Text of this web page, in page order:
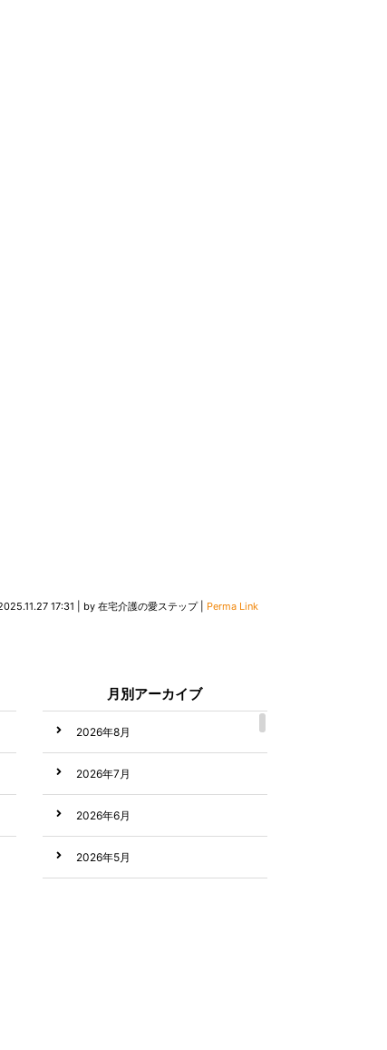
17:31 by 在宅介護の愛ステップ| Perma Link
月別アーカイブ
2026年8月
2026年7月
2026年6月
2026年5月